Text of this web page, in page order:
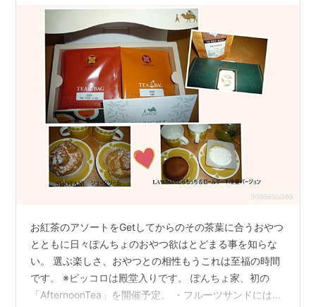
お紅茶のアソートをGetしてからのその茶葉に合うおやつ
とともに日々ぽんちょのおやつ欲はとどまる事を知らな
い。 選ぶ楽しさ、おやつとの相性もうこれは至福の時間
です。 ※ピッコロは殿堂入りです。 ぽんちょ家、初の
「AfternoonTea」を開催予定。 ・フルーツサンドには挑